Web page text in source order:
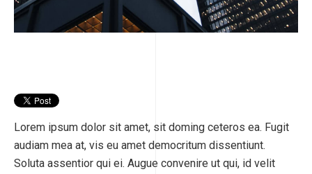
Lorem ipsum dolor sit amet, sit doming ceteros ea. Fugit
audiam mea at, vis eu amet democritum dissentiunt.
Soluta assentior qui ei. Augue convenire ut qui, id velit